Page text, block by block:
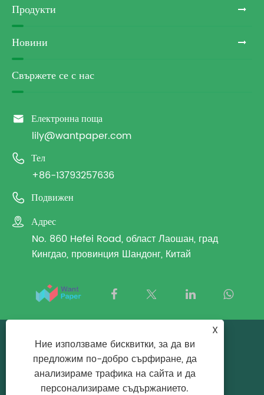
Продукти
Новини
Свържете се с нас
 Електронна поща
lily@wantpaper.com
 Тел
+86-13793257636
 Подвижен
 Адрес
No. 860 Hefei Road, област Лаошан, град
Кингдао, провинция Шандонг, Китай
Copyright © 2025 Qingdao Want Paper
Packaging Co., Ltd. Всички права запазени.
Links|Sitemap|RSS |XML|Политика за
X
Ние използваме бисквитки, за да ви
предложим по-добро сърфиране, да
анализираме трафика на сайта и да
персонализираме съдържанието.